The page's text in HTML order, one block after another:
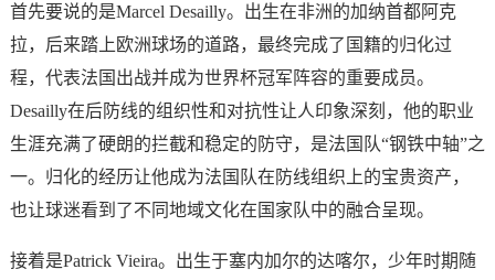
首先要说的是Marcel Desailly。出生在非洲的加纳首都阿克
拉，后来踏上欧洲球场的道路，最终完成了国籍的归化过
程，代表法国出战并成为世界杯冠军阵容的重要成员。
Desailly在后防线的组织性和对抗性让人印象深刻，他的职业
生涯充满了硬朗的拦截和稳定的防守，是法国队“钢铁中轴”之
一。归化的经历让他成为法国队在防线组织上的宝贵资产，
也让球迷看到了不同地域文化在国家队中的融合呈现。
接着是Patrick Vieira。出生于塞内加尔的达喀尔，少年时期随